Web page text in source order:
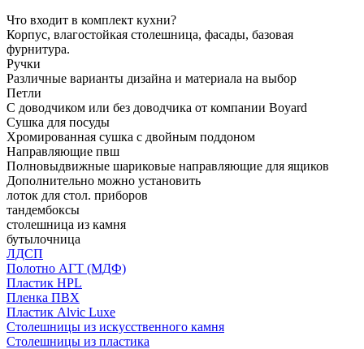
Что входит в комплект кухни?
Корпус, влагостойкая столешница, фасады, базовая
фурнитура.
Ручки
Различные варианты дизайна и материала на выбор
Петли
С доводчиком или без доводчика от компании Boyard
Сушка для посуды
Хромированная сушка с двойным поддоном
Направляющие пвш
Полновыдвижные шариковые направляющие для ящиков
Дополнительно можно установить
лоток для стол. приборов
тандембоксы
столешница из камня
бутылочница
ЛДСП
Полотно АГТ (МДФ)
Пластик HPL
Пленка ПВХ
Пластик Alvic Luxe
Столешницы из искусственного камня
Столешницы из пластика